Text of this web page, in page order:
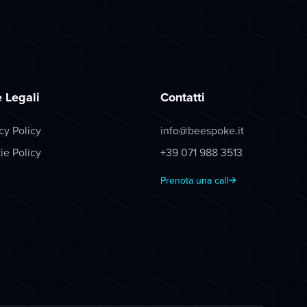
Legali
Policy
Policy
Contatti
info@beespoke.it
+39 071 988 3513
Prenota una call